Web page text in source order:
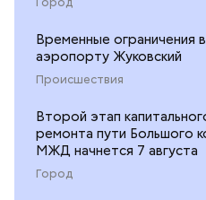
Временные ограничения
аэропорту Жуковский
Происшествия
Второй этап
ремонта пути Большого
МЖД начнется 7 августа
Город